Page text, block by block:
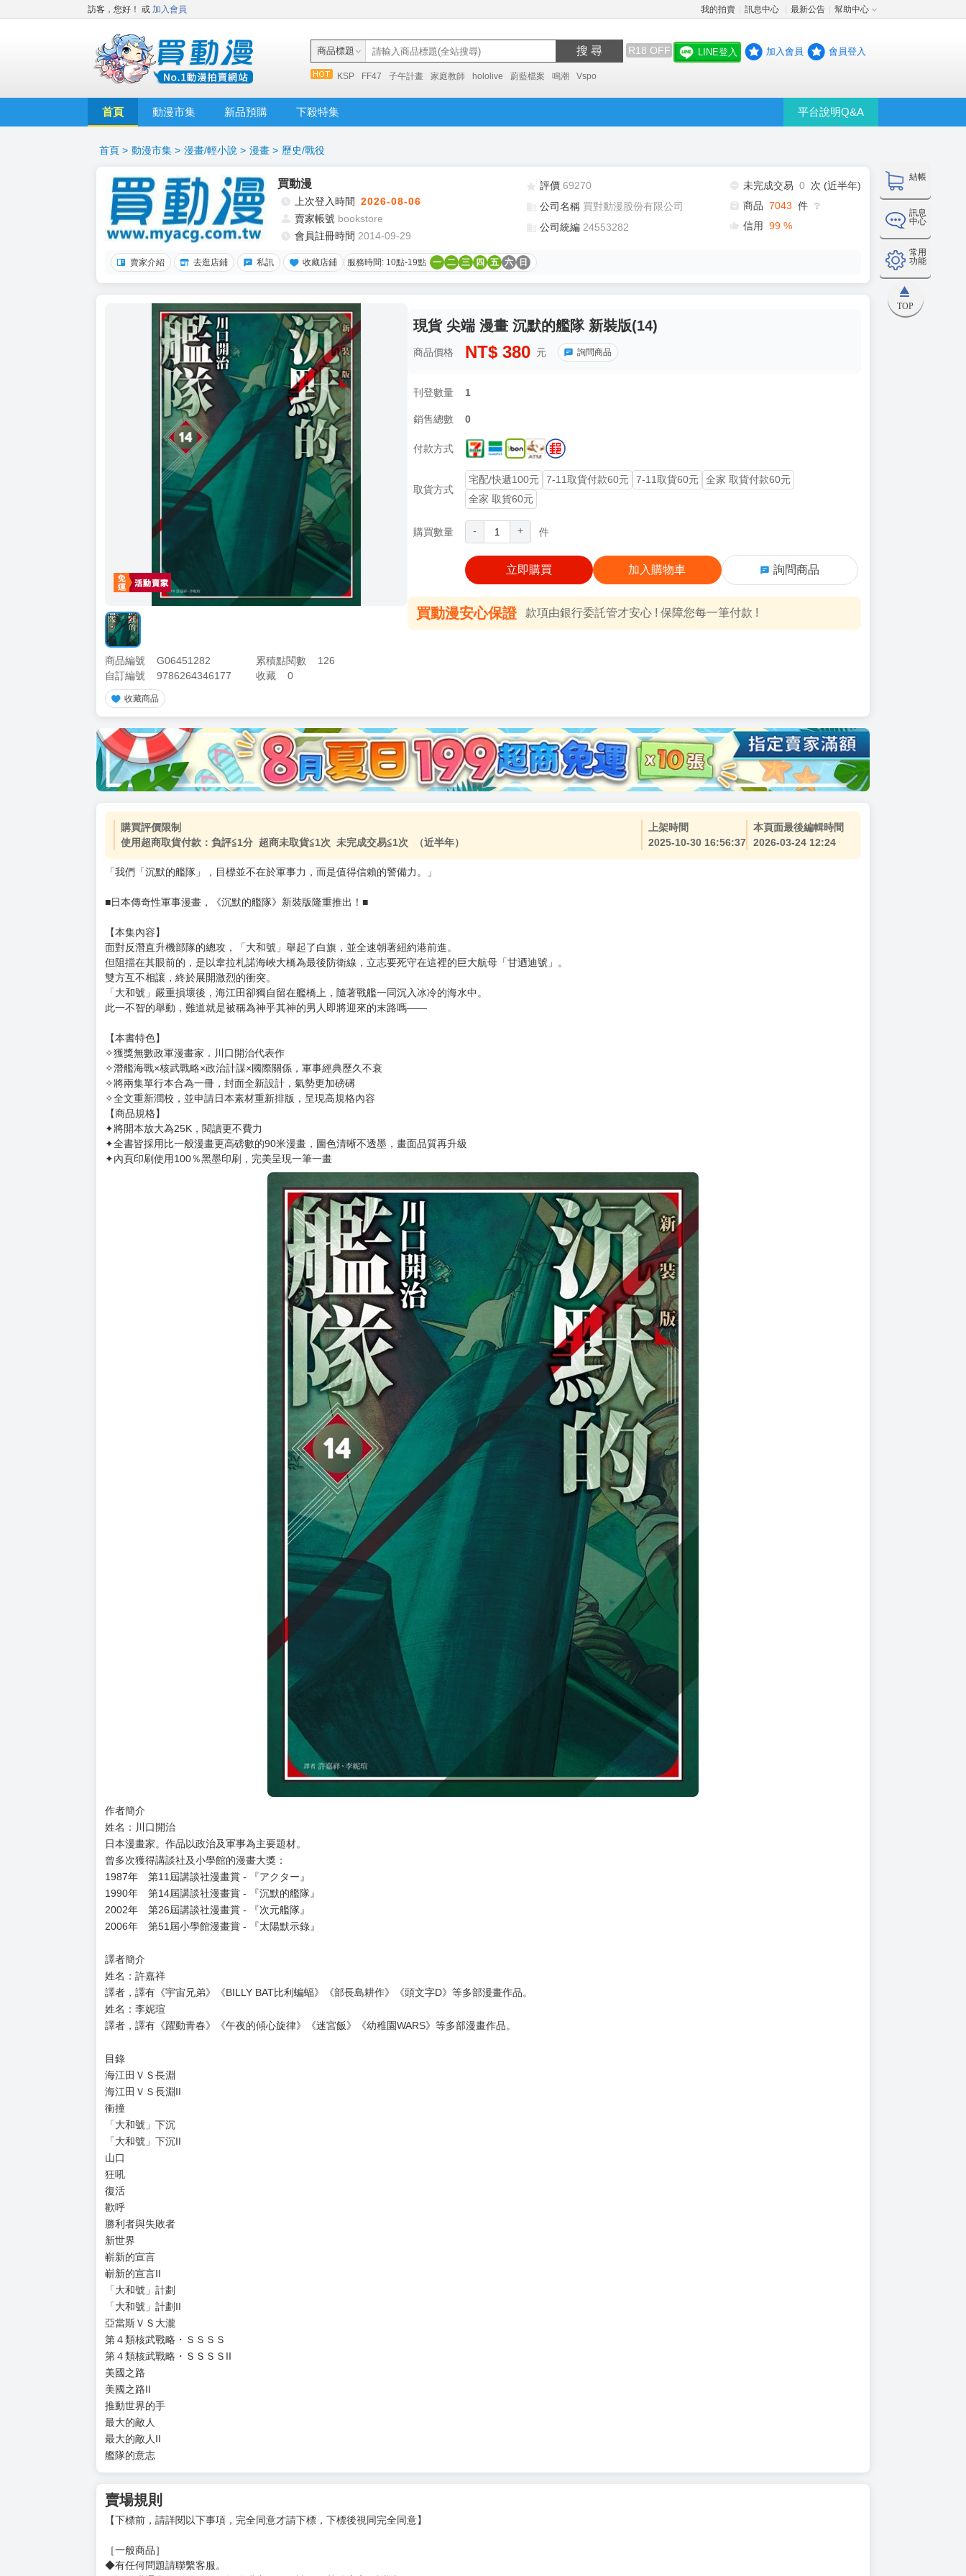
訪客，您好！ 或 加入會員 我的拍賣 訊息中心 最新公告 幫助中心
商品標題 搜 尋 R18 OFF
KSP FF47 子午計畫 家庭教師 hololive 蔚藍檔案 鳴潮 Vspo
LINE登入 加入會員 會員登入
首頁 動漫市集 新品預購 下殺特集 平台說明Q&A
結帳
訊息
中心
常用
功能
TOP
首頁 > 動漫市集 > 漫畫/輕小說 > 漫畫 > 歷史/戰役
買動漫
上次登入時間 2026-08-06
賣家帳號 bookstore
會員註冊時間 2014-09-29
評價 69270
公司名稱 買對動漫股份有限公司
公司統編 24553282
未完成交易 0
次 (近半年)
商品 7043 件 ❔
信用 99 %
賣家介紹 去逛店鋪 私訊 收藏店鋪 服務時間: 10點-19點 一 二 三 四 五 六 日
商品編號 G06451282 累積點閱數
126
自訂編號
9786264346177 收藏 0
收藏商品
現貨 尖端 漫畫 沉默的艦隊 新裝版(14)
商品價格 NT$ 380 元 詢問商品
刊登數量 1
銷售總數 0
付款方式
取貨方式
宅配/快遞100元 7-11取貨付款60元 7-11取貨60元
全家 取貨付款60元
全家 取貨60元
購買數量 - + 件
立即購買 加入購物車 詢問商品
買動漫安心保證 款項由銀行委託管才安心 ! 保障您每一筆付款 !
加價購 ( 共
(加購品) 買動漫★《$15元-加固紙箱包裝》
-
+
購買評價限制
使用超商取貨付款：負評≦1分 超商未取貨≦1次 未完成交易≦1次 （近半年）
■日本傳奇性軍事漫畫，《沉默的艦隊》新裝版隆重推出！■
【本集內容】
面對反潛直升機部隊的總攻，「大和號」舉起了白旗，並全速朝著紐約港前進。
但阻擋在其眼前的，是以韋拉札諾海峽大橋為最後防衛線，立志要死守在這裡的巨大航母「甘迺迪號」。
雙方互不相讓，終於展開激烈的衝突。
「大和號」嚴重損壞後，海江田卻獨自留在艦橋上，隨著戰艦一同沉入冰冷的海水中。
此一不智的舉動，難道就是被稱為神乎其神的男人即將迎來的末路嗎——
✧潛艦海戰×核武戰略×政治計謀×國際關係，軍事經典歷久不衰
✧將兩集單行本合為一冊，封面全新設計，氣勢更加磅礡
✧全文重新潤校，並申請日本素材重新排版，呈現高規格內容
✦全書皆採用比一般漫畫更高磅數的90米漫畫，圖色清晰不透墨，畫面品質再升級
✦內頁印刷使用100％黑墨印刷，完美呈現一筆一畫
作者簡介
姓名：川口開治
日本漫畫家。作品以政治及軍事為主要題材。
曾多次獲得講談社及小學館的漫畫大獎：
1987年 第11屆講談社漫畫賞 - 『アクター』
2002年 第26屆講談社漫畫賞 - 『次元艦隊』
2006年 第51屆小學館漫畫賞 - 『太陽默示錄』
譯者簡介
姓名：許嘉祥
譯者，譯有《宇宙兄弟》《BILLY BAT比利蝙蝠》《部長島耕作》《頭文字D》等多部漫畫作品。
姓名：李妮瑄
譯者，譯有《躍動青春》《午夜的傾心旋律》《迷宮飯》《幼稚園WARS》等多部漫畫作品。
目錄
海江田ＶＳ長淵
海江田ＶＳ長淵II
衝撞
「大和號」下沉
「大和號」下沉II
山口
狂吼
復活
歡呼
勝利者與失敗者
新世界
嶄新的宣言
嶄新的宣言II
「大和號」計劃
「大和號」計劃II
第４類核武戰略・ＳＳＳＳII
美國之路
推動世界的手
最大的敵人